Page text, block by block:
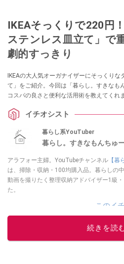
IKEAそっくりで220円
ステンレス皿立て」で
劇的すっきり
IKEAの大人気オーガナイザーにそっくり
て」をご紹介。今回は「暮らし。すきなも
コスパの良さと便利な活用術を教えてくれ
イチオシスト
暮らし系YouTuber
暮らし。すきなもんちゅ
アラフォー主婦。YouTubeチャンネル 【暮
は、掃除・収納・100均購入品。暮らしの
動画を撮りたく整理収納アドバイザー1級
た。
このイ
続きを読